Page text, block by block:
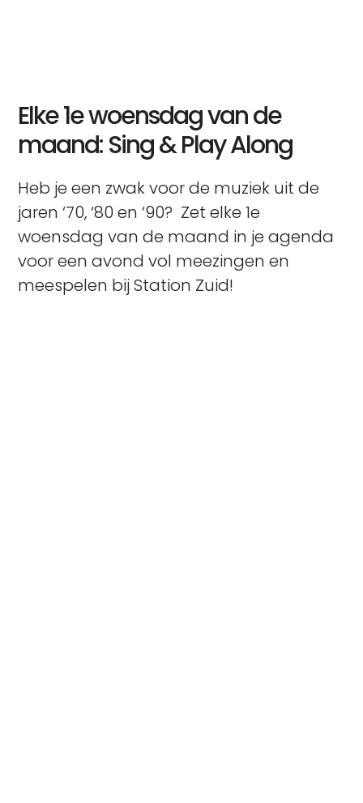
Elke 1e woensdag van de
maand​: Sing & Play Along
Heb je een zwak voor de muziek uit de
jaren ‘70, ‘80 en ‘90? Zet elke 1e
woensdag van de maand in je agenda
voor een avond vol meezingen en
meespelen bij Station Zuid!